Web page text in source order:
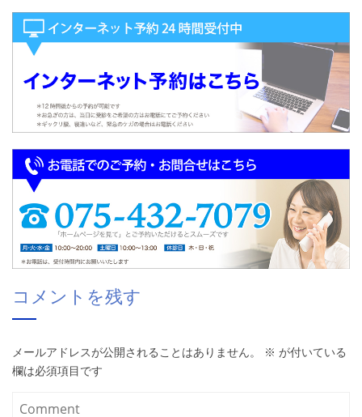
コメントを残す
メールアドレスが公開されることはありません。 ※ が付いている
欄は必須項目です